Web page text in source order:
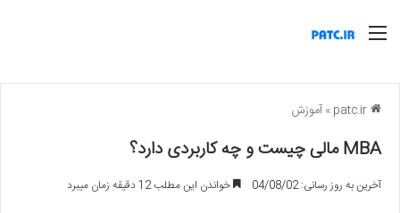
منو
»آموزش
MBA مالی چیست و چه کاربردی دارد؟
آخرین به روز رسانی: 04/08/02 خواندن این مطلب 12 دقیقه زمان میبرد